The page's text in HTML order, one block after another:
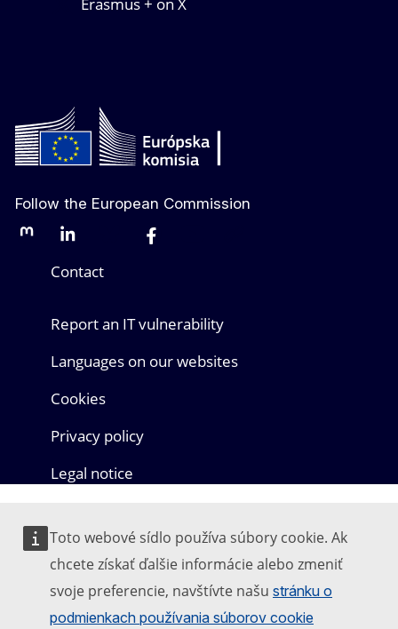
Toto webové sídlo používa súbory cookie. Ak
chcete získať ďalšie informácie alebo zmeniť
svoje preferencie, navštívte našu stránku o
podmienkach používania súborov cookie
Erasmus + on X
Follow the European Commission
MastodonLinkedInBlueskyFacebook
Contact
Report an IT vulnerability
Languages on our websites
Cookies
Privacy policy
Legal notice